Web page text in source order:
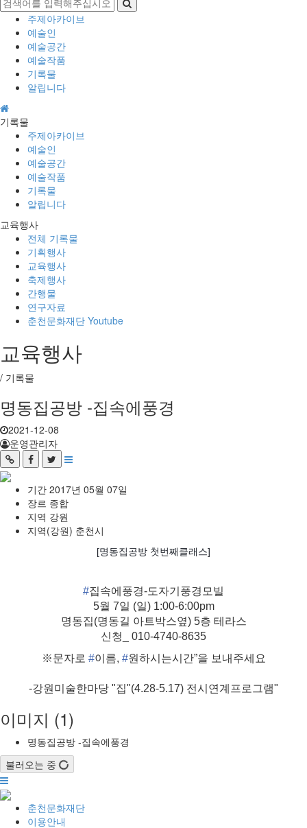
주제아카이브
예술인
예술공간
예술작품
기록물
알립니다
기록물
주제아카이브
예술인
예술공간
예술작품
기록물
알립니다
교육행사
전체 기록물
기획행사
교육행사
축제행사
간행물
연구자료
춘천문화재단 Youtube
교육행사
/ 기록물
명동집공방 -집속에풍경
2021-12-08
운영관리자
기간 2017년 05월 07일
장르 종합
지역 강원
지역(강원) 춘천시
[명동집공방 첫번째클래스]
#집속에풍경-도자기풍경모빌
5월 7일 (일) 1:00-6:00pm
명동집(명동길 아트박스옆) 5층 테라스
신청_ 010-4740-8635
※문자로 #이름, #원하시는시간”을 보내주세요
-강원미술한마당 "집"(4.28-5.17) 전시연계프로그램"
이미지 (1)
명동집공방 -집속에풍경
불러오는 중
춘천문화재단
이용안내